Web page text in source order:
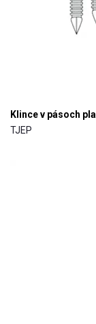
Klince v pásoch
TJEP